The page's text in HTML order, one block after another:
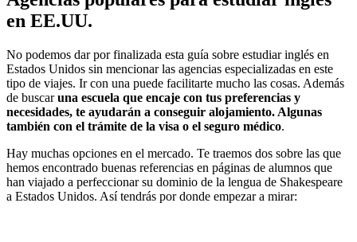
en EE.UU.
No podemos dar por finalizada esta guía sobre estudiar inglés en
Estados Unidos sin mencionar las agencias especializadas en este
tipo de viajes. Ir con una puede facilitarte mucho las cosas. Además
de buscaruna escuela que encaje con tus preferencias y
necesidades, te ayudarán a conseguir alojamiento. Algunas
también con el trámite de la visa o el seguro médico.
Hay muchas opciones en el mercado. Te traemos dos sobre las que
hemos encontrado buenas referencias en páginas de alumnos que
han viajado a perfeccionar su dominio de la lengua de Shakespeare
a Estados Unidos. Así tendrás por donde empezar a mirar: